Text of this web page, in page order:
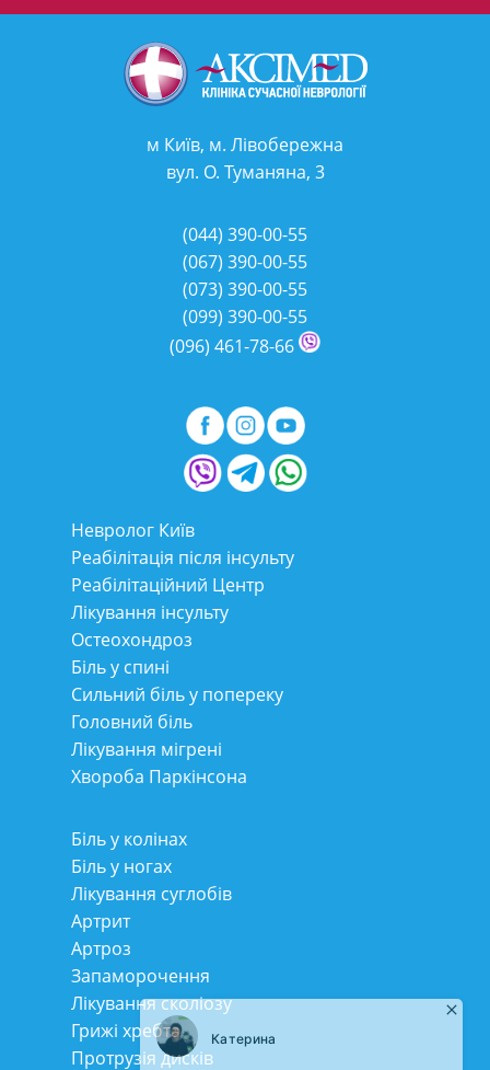
м Київ, м. Лівобережна
вул. О. Туманяна, 3
(044) 390-00-55
(067) 390-00-55
(073) 390-00-55
(099) 390-00-55
(096) 461-78-66
Невролог Київ
Реабілітація після інсульту
Реабілітаційний Центр
Лікування інсульту
Остеохондроз
Біль у спині
Сильний біль у попереку
Головний біль
Лікування мігрені
Хвороба Паркінсона
Біль у колінах
Біль у ногах
Лікування суглобів
Артрит
Артроз
Запаморочення
Лікування сколіозу
Грижі хребта
Протрузія дисків